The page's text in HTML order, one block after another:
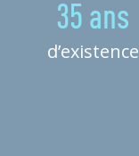
35 ans
d’existence